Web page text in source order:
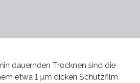
dauernden Trocknen sind die
etwa 1 µm dicken Schutzfilm